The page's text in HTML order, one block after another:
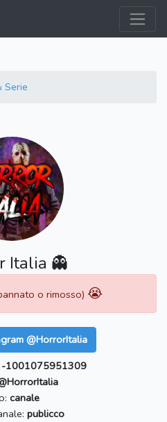
Serie
Italia 👻
o rimosso) 😭
@HorrorItalia
-1001075951309
canale
publicco